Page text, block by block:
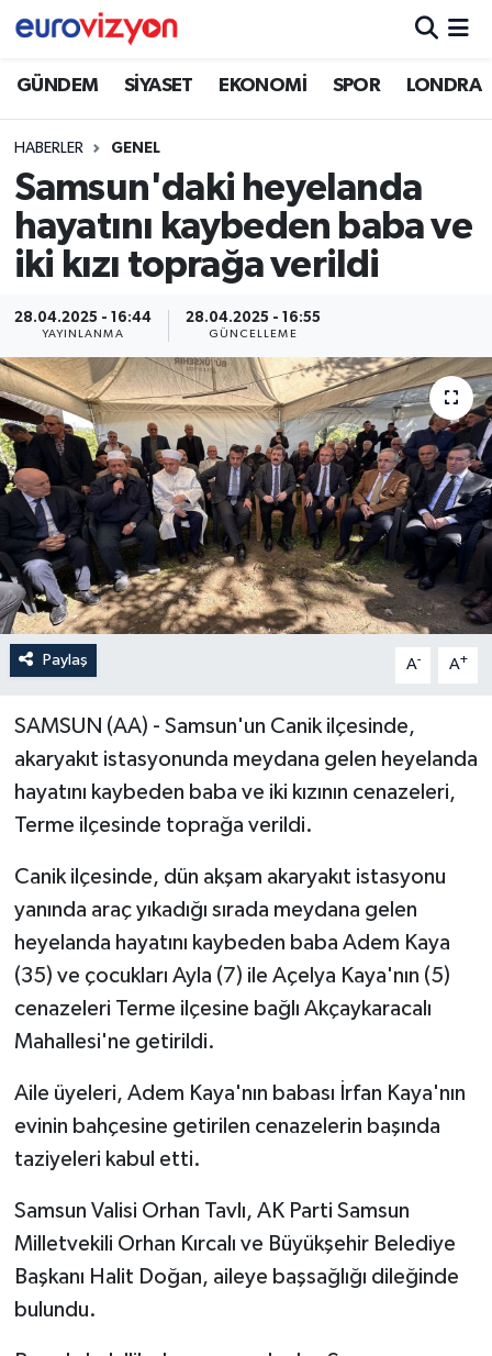
GÜNDEM SİYASET EKONOMİ SPOR LONDRA
HABERLER GENEL
Samsun'daki heyelanda
hayatını kaybeden baba ve
iki kızı toprağa verildi
28.04.2025 - 16:44
YAYINLANMA
28.04.2025 - 16:55
GÜNCELLEME
Paylaş A- A+
SAMSUN (AA) - Samsun'un Canik ilçesinde,
akaryakıt istasyonunda meydana gelen heyelanda
hayatını kaybeden baba ve iki kızının cenazeleri,
Terme ilçesinde toprağa verildi.
Canik ilçesinde, dün akşam akaryakıt istasyonu
yanında araç yıkadığı sırada meydana gelen
heyelanda hayatını kaybeden baba Adem Kaya
(35) ve çocukları Ayla (7) ile Açelya Kaya'nın (5)
cenazeleri Terme ilçesine bağlı Akçaykaracalı
Mahallesi'ne getirildi.
Aile üyeleri, Adem Kaya'nın babası İrfan Kaya'nın
evinin bahçesine getirilen cenazelerin başında
taziyeleri kabul etti.
Samsun Valisi Orhan Tavlı, AK Parti Samsun
Milletvekili Orhan Kırcalı ve Büyükşehir Belediye
Başkanı Halit Doğan, aileye başsağlığı dileğinde
bulundu.